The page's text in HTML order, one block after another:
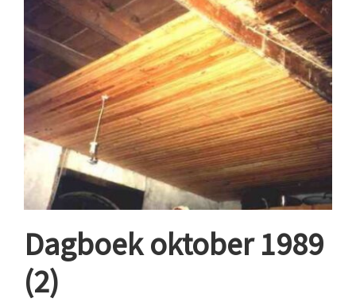
Dagboek oktober 1989
(2)